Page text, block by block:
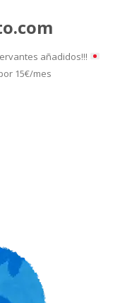
añadidos!!!
15€/mes